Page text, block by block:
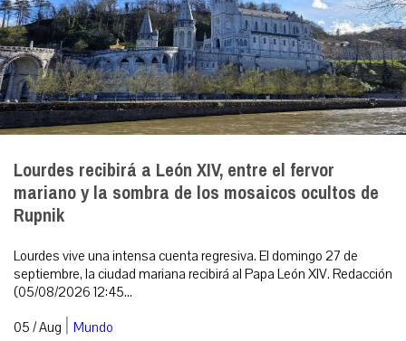
Lourdes recibirá a León XIV, entre el fervor
mariano y la sombra de los mosaicos ocultos de
Rupnik
Lourdes vive una intensa cuenta regresiva. El domingo 27 de
septiembre, la ciudad mariana recibirá al Papa León XIV. Redacción
(05/08/2026 12:45...
05 / Aug | Mundo